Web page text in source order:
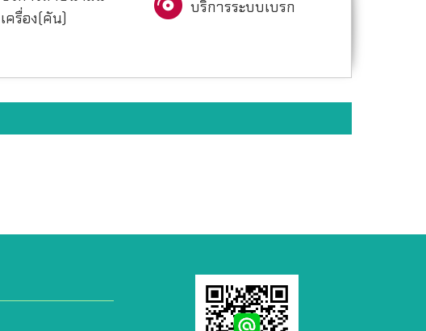
เครื่อง(คัน)
บริการระบบเบรก